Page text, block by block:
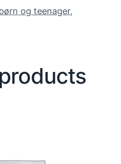
og teenager